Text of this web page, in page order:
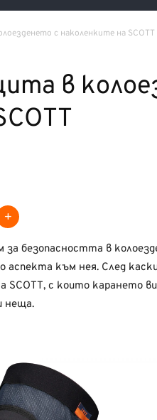
с наколенките на SCOTT
в
за безопасността в
аспекта към нея. След
SCOTT, с които карането
неща.